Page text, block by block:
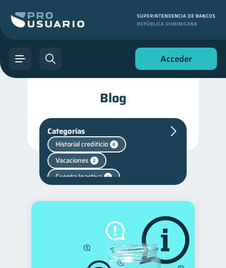
Acceder
Blog
Categorías
Historial crediticio 6
Vacaciones 2
Cuenta Inactiva 1
Finanzas personales 44
Manejo de deudas 31
Educación financiera 31